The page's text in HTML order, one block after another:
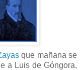
que mañana se
a Luis de Góngora,